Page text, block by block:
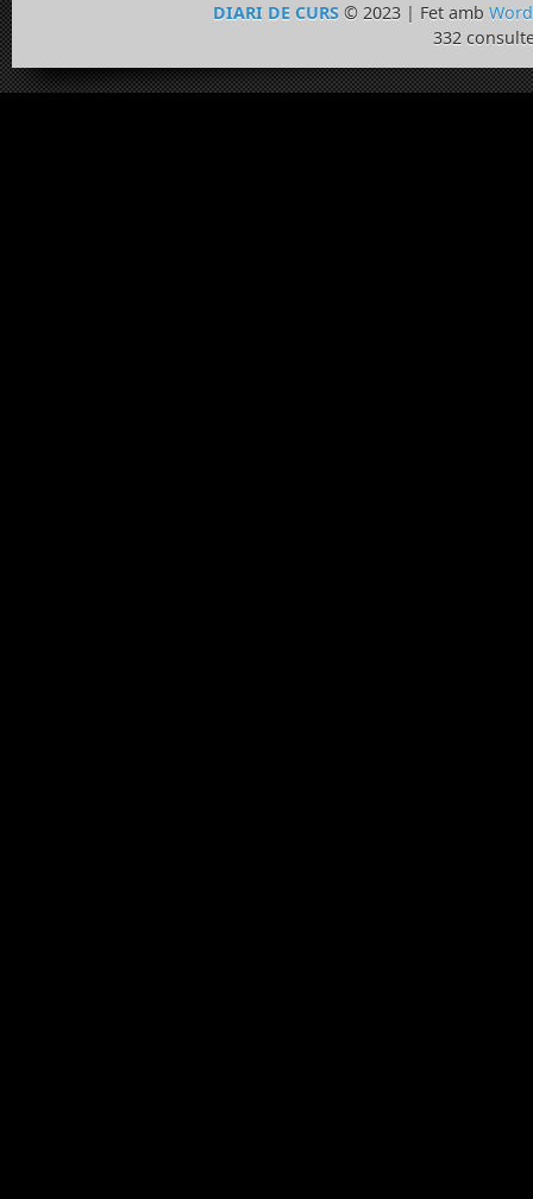
DIARI DE CURS © 2023 | Fet amb
332